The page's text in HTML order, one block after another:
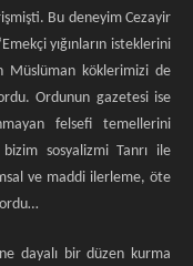
Bu deneyim Cezayir
yığınların isteklerini
Müslüman köklerimizi de
Ordunun gazetesi ise
felsefi temellerini
sosyalizmi Tanrı ile
ve maddi ilerleme, öte
dayalı bir düzen kurma